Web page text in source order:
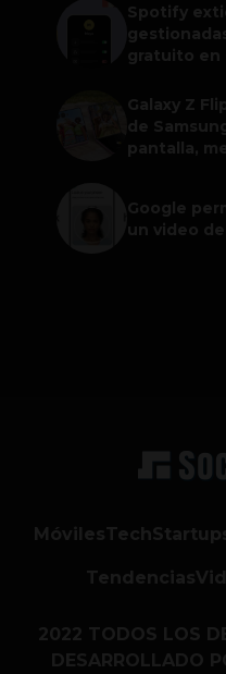
Spotify
gratuito en
Galaxy Z
de
pantalla,
Google
un video